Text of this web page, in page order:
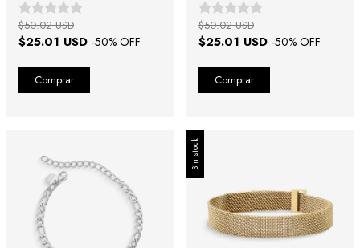
$25.01 USD -50% OFF
$50.02 USD
$25.01 USD -50% OFF
$50.02 USD
Sin stock